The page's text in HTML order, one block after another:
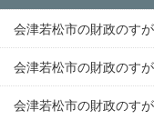
会津若松市の財政のす
会津若松市の財政のす
会津若松市の財政のす